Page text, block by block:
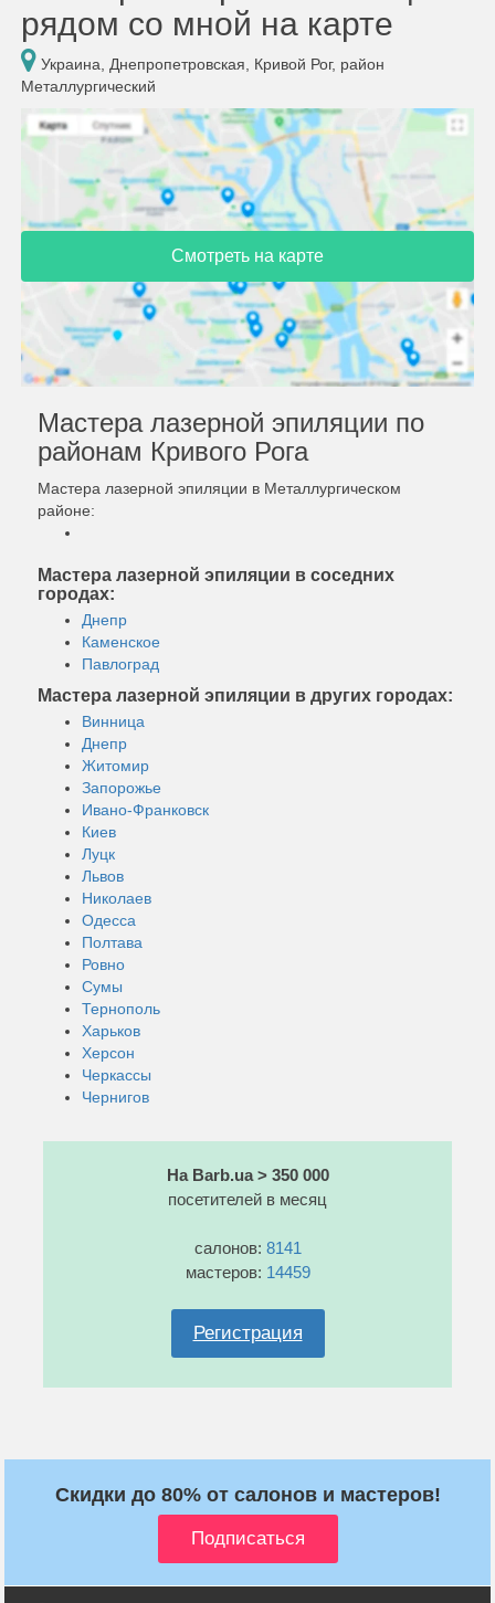
рядом со мной на карте
Украина, Днепропетровская, Кривой Рог, район
Металлургический
Смотреть на карте
Мастера лазерной эпиляции по
районам Кривого Рога
Мастера лазерной эпиляции в Металлургическом
районе:
Мастера лазерной эпиляции в соседних
городах:
Днепр
Каменское
Павлоград
Мастера лазерной эпиляции в других городах:
Винница
Днепр
Житомир
Запорожье
Ивано-Франковск
Киев
Луцк
Львов
Николаев
Одесса
Полтава
Ровно
Сумы
Тернополь
Харьков
Херсон
Черкассы
Чернигов
На Barb.ua > 350 000
посетителей в месяц
салонов: 8141
мастеров: 14459
Регистрация
Скидки до 80% от салонов и мастеров!